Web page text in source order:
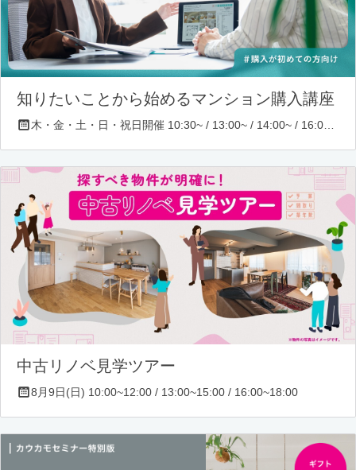
知りたいことから始めるマンション購入講座
中古リノベ見学ツアー
8月9日(日) 10:00~12:00 / 13:00~15:00 / 16:00~18:00